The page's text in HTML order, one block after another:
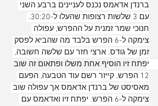
ברנדן אדאמס נכנס לעניינים ברבע השני
עם 3 שלשות רצופות שהעלו ל-30:20.
חנוכי שמר זמנית על ההפרש, עפולה
צימקה ל-6 הפרש בלבד מה שהביא לפסק
זמן של גודס. ארצי חזר עם שלשה חשובה,
יפתח זיו הוסיף אחת משלו ופתאום זה שוב
12 הפרש. קייזר רשם עוד הטבעה, הפעם
מאסיסט של ברנדן אדאמס אך עפולה שוב
צימקה ל-6 הפרש. יפתח זיו ואדאמס עם